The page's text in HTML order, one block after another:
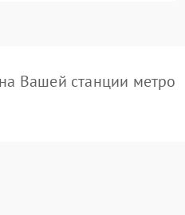
Вашей станции метро